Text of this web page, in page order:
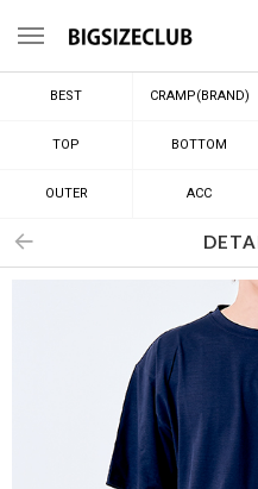
메뉴
BEST CRAMP(BRAND)
TOP BOTTOM
OUTER ACC